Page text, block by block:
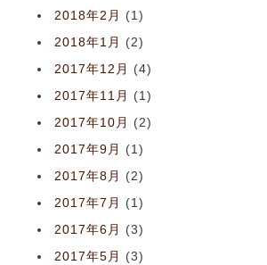
2018年2月
(1)
2018年1月
(2)
2017年12月
(4)
2017年11月
(1)
2017年10月
(2)
2017年9月
(1)
2017年8月
(2)
2017年7月
(1)
2017年6月
(3)
2017年5月
(3)